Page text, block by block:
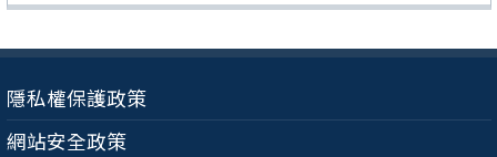
隱私權保護政策
網站安全政策